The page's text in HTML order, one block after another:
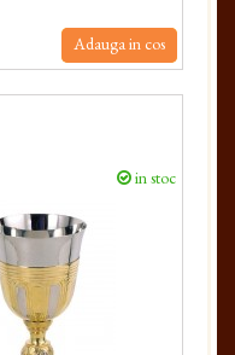
Adauga in cos
in stoc